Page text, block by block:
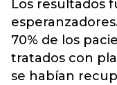
Los resultados
70% de los
tratados con
se habían